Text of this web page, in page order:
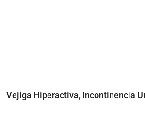
Vejiga Hiperactiva, Incontinencia